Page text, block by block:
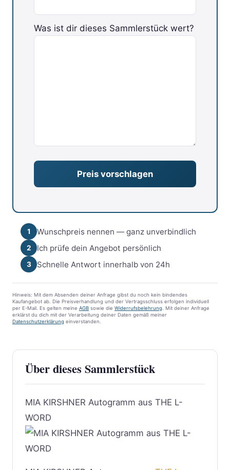
Bitte lasse dieses Feld leer.
Was ist dir dieses Sammlerstück wert?
1 Wunschpreis nennen — ganz unverbindlich
2 Ich prüfe dein Angebot persönlich
3 Schnelle Antwort innerhalb von 24h
Hinweis: Mit dem Absenden deiner Anfrage gibst du noch kein bindendes
Kaufangebot ab. Die Preisverhandlung und der Vertragsschluss erfolgen individuell
per E-Mail. Es gelten meine AGB sowie die Widerrufsbelehrung . Mit deiner Anfrage
erklärst du dich mit der Verarbeitung deiner Daten gemäß meiner
Datenschutzerklärung einverstanden.
Über dieses Sammlerstück
MIA KIRSHNER Autogramm aus THE L-
WORD